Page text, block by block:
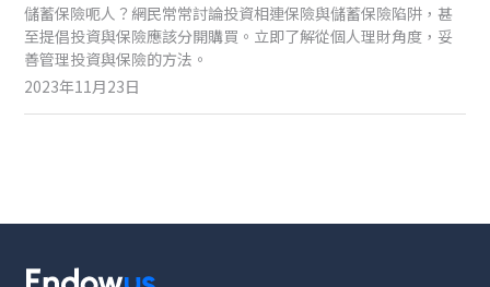
儲蓄保險呃人？網民常常討論投資相連保險與儲蓄保險陷阱，甚
至提倡投資與保險應該分開購買。立即了解從個人理財角度，妥
善管理投資與保險的方法。
2023年11月23日